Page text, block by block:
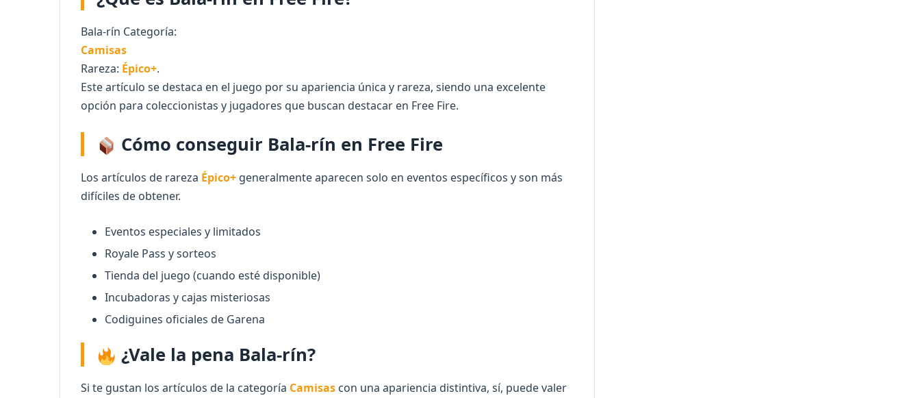
Bala-rín Categoría:
Camisas
Rareza: Épico+.
Este artículo se destaca en el juego por su apariencia única y rareza, siendo una excelente
opción para coleccionistas y jugadores que buscan destacar en Free Fire.
Cómo conseguir Bala-rín en Free Fire
Los artículos de rareza Épico+ generalmente aparecen solo en eventos específicos y son más
difíciles de obtener.
Eventos especiales y limitados
Royale Pass y sorteos
Tienda del juego (cuando esté disponible)
Incubadoras y cajas misteriosas
Codiguines oficiales de Garena
¿Vale la pena Bala-rín?
Si te gustan los artículos de la categoría Camisas con una apariencia distintiva, sí, puede valer